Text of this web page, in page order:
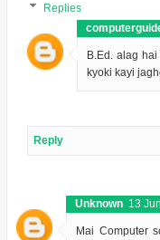
Replies
B.Ed. alag
kyoki kayi
Reply
Unknown 13
Mai Computer